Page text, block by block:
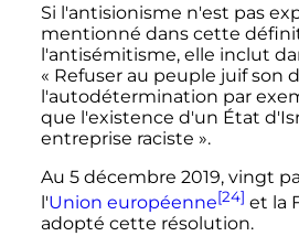
Si l'antisionisme n'est pas
mentionné dans cette
l'antisémitisme, elle inclut
« Refuser au peuple juif son
l'autodétermination par
que l'existence d'un État
entreprise raciste ».
Au 5 décembre 2019, vingt
l'Union européenne[24] et la
adopté cette résolution.